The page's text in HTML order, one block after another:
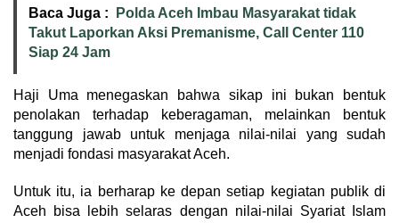
Baca Juga :
Polda Aceh Imbau Masyarakat tidak
Takut Laporkan Aksi Premanisme, Call Center 110
Siap 24 Jam
Haji Uma menegaskan bahwa sikap ini bukan bentuk
penolakan terhadap keberagaman, melainkan bentuk
tanggung jawab untuk menjaga nilai-nilai yang sudah
menjadi fondasi masyarakat Aceh.
Untuk itu, ia berharap ke depan setiap kegiatan publik di
Aceh bisa lebih selaras dengan nilai-nilai Syariat Islam